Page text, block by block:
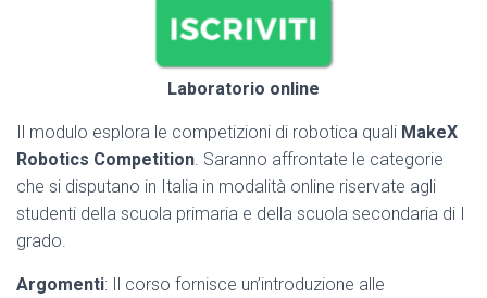
Laboratorio online
Il modulo esplora le competizioni di robotica quali MakeX
Robotics Competition. Saranno affrontate le categorie
che si disputano in Italia in modalità online riservate agli
studenti della scuola primaria e della scuola secondaria di I
grado.
Argomenti: Il corso fornisce un’introduzione alle